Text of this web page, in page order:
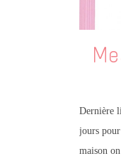
Dernière
jours
maison